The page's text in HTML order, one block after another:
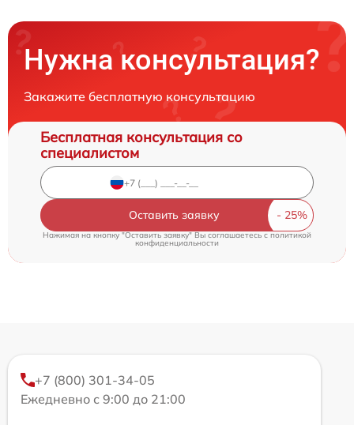
Нужна консультация?
Закажите бесплатную консультацию
Бесплатная консультация со
специалистом
Оставить заявку
Нажимая на кнопку "Оставить заявку" Вы соглашаетесь c политикой
конфиденциальности
+7 (800) 301-34-05
Ежедневно с 9:00 до 21:00